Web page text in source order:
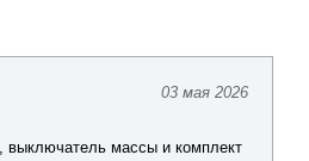
03 мая 2026
выключатель массы и комплект